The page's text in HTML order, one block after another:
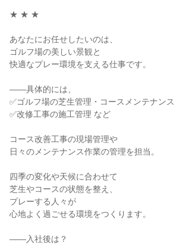
★ ★ ★
あなたにお任せしたいのは、
ゴルフ場の美しい景観と
快適なプレー環境を支える仕事です。
――具体的には、
✅ゴルフ場の芝生管理・コースメンテナンス
✅改修工事の施工管理 など
コース改善工事の現場管理や
日々のメンテナンス作業の管理を担当。
四季の変化や天候に合わせて
芝生やコースの状態を整え、
プレーする人々が
心地よく過ごせる環境をつくります。
――入社後は？